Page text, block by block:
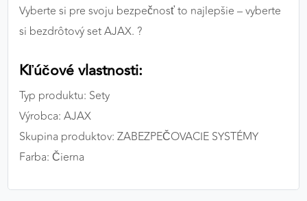
Vyberte si pre svoju bezpečnosť to najlepšie – vyberte
si bezdrôtový set AJAX. ?️
Kľúčové vlastnosti:
Typ produktu: Sety
Výrobca: AJAX
Skupina produktov: ZABEZPEČOVACIE SYSTÉMY
Farba: Čierna